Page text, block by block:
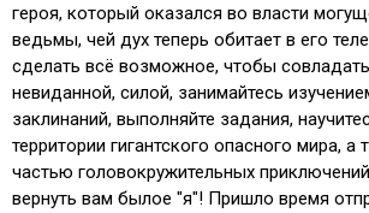
героя, который оказался во власти
ведьмы, чей дух теперь обитает в его
сделать всё возможное, чтобы
невиданной, силой, занимайтесь
заклинаний, выполняйте задания,
территории гигантского опасного мира, а
частью головокружительных
вернуть вам былое "я"! Пришло время